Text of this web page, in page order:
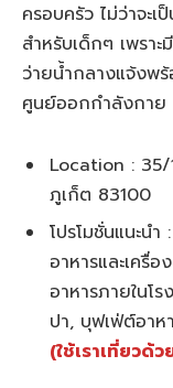
ครอบครัว ไม่ว่าจะ
สำหรับเด็กๆ เพรา
ว่ายน้ำกลางแจ้งพ
ศูนย์ออกกําลังกาย
Location : 35/
ภูเก็ต 83100
โปรโมชั่นแนะน
อาหารและเครื่
อาหารภายในโ
ปา, บุฟเฟ่ต์อาห
(ใช้เราเที่ยวด้